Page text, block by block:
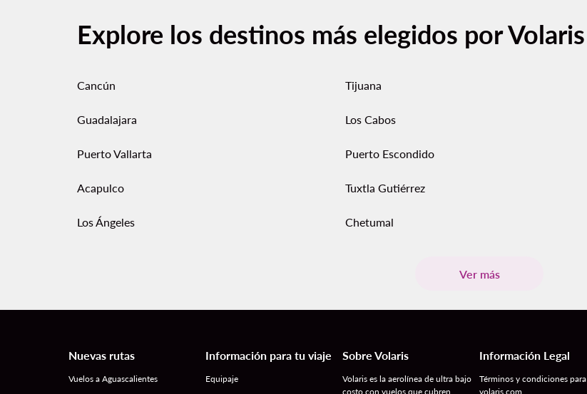
Explore los destinos más elegidos por Volaris
Cancún Tijuana
Guadalajara Los Cabos
Puerto Vallarta Puerto Escondido
Acapulco Tuxtla Gutiérrez
Los Ángeles Chetumal
Ver más
Nuevas rutas
Vuelos a Aguascalientes
Información para tu viaje
Equipaje
Sobre Volaris
Volaris es la aerolínea de ultra bajo
costo con vuelos que cubren
Información Legal
Términos y condiciones para
volaris.com